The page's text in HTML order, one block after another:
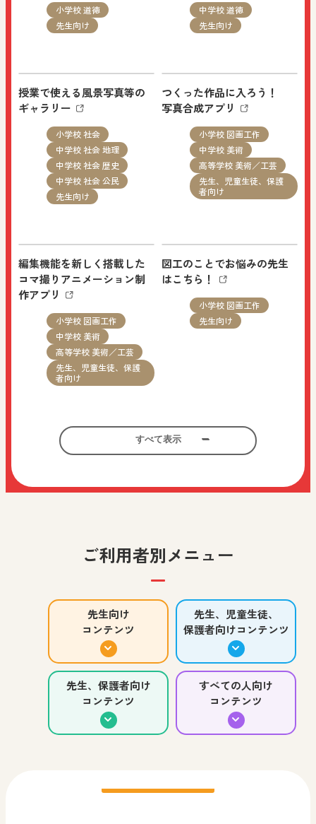
2026.08.05
小学校 社会
まなびと：「学び！と人権」Vol.32 “国連障害者権
利委員会とデグナーさんの主張――「障害の人権
モデル」とは何か？（その3）” を追加しました。
NEW
2026.08.05
その他の教育資料：No.116「楽しい学びdeクラス
をつくる vol.11」を追加しました。
NEW
2026.08.03
お知らせ
は、実践事例や教科書・指導書の活用方法など授
業に役立つ最新情報をお届けします。ぜひ友だち
教科書・教材
小学校 社会
10/3（土）「先生のための教育実践セミナー in 九
州 社会科のみかた 国際化時代を見据えた社会
科指導の提案」を開催します。定員および締切が
ございますのでお早めにお申し込みください。
特設サイト
小学校 図画工作
図画工作科ブログ「図工のみかた」：「ともにか
小学校 道徳
先生向け
中学校 道徳
先生向け
授業で使える風景写真等の
ギャラリー
小学校 社会
中学校 社会 地理
中学校 社会 歴史
中学校 社会 公民
先生向け
つくった作品に入ろう！
写真合成アプリ
小学校 図画工作
中学校 美術
高等学校 美術／工芸
先生、児童生徒、保護
者向け
編集機能を新しく搭載した
コマ撮りアニメーション制
作アプリ
小学校 図画工作
中学校 美術
高等学校 美術／工芸
先生、児童生徒、保護
者向け
図工のことでお悩みの先生
はこちら！
小学校 図画工作
先生向け
ご家庭などでの学習にご活
用ください！
教科全般
考える力を育む美術鑑賞教
材
小学校 社会
先生、児童生徒、保護
コマ撮りアニメーション制
作アプリ
小学校 図画工作
中学校 美術
高等学校 美術／工芸
先生、児童生徒、保護
コマ撮りアニメの世界を広
げよう！
小学校 図画工作
中学校 美術
高等学校 美術／工芸
先生、児童生徒、保護
すべて表示
ご利用者別メニュー
先生向け
コンテンツ
先生、児童生徒、
保護者向けコンテンツ
先生、保護者向け
コンテンツ
すべての人向け
コンテンツ